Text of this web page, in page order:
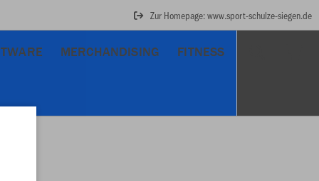
Zur Homepage: www.sport-schulze-siegen.de
MERCHANDISING FITNESS